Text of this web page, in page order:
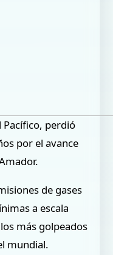
Pacífico, perdió
por el avance
de gases
a escala
más golpeados
mundial.